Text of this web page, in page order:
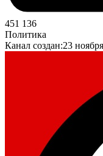
451 136
Политика
Канал создан:23